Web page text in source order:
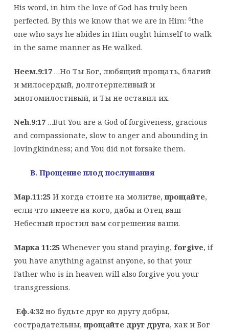
His word, in him the love of God has truly been
perfected. By this we know that we are in Him: 6the
one who says he abides in Him ought himself to walk
in the same manner as He walked.
Неем.9:17…Но Ты Бог, любящий прощать, благий
и милосердый, долготерпеливый и
многомилостивый, и Ты не оставил их.
Neh.9:17…But You are a God of forgiveness, gracious
and compassionate, slow to anger and abounding in
lovingkindness; and You did not forsake them.
B. Прощение плод послушания
Мар.11:25И когда стоите на молитве,прощайте,
если что имеете на кого, дабы и Отец ваш
Небесный простил вам согрешения ваши.
Марка 11:25Whenever you stand praying, forgive, if
you have anything against anyone, so that your
Father who is in heaven will also forgive you your
transgressions.
Еф.4:32но будьте друг ко другу добры,
сострадательны,прощайте друг друга, как и Бог